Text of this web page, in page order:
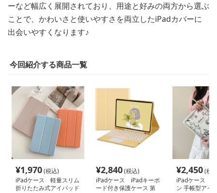
ーなど幅広く展開されており、用途と好みの両方から選ぶ
ことで、かわいさと使いやすさを両立したiPadカバーに
出会いやすくなります♪
今回紹介する商品一覧
¥1,970(税込)
iPadケース 軽量スリム
折りたたみ式アイパッド
¥2,840(税込)
iPadケース iPadキーボ
ード付き保護ケース 第
¥2,450(税
iPadケース
ン 手帳型アイ